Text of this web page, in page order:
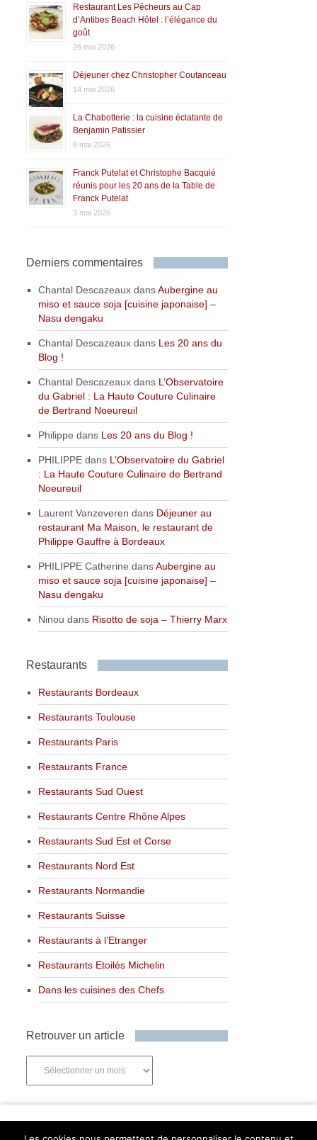
Restaurant Les Pêcheurs au Cap
d’Antibes Beach Hôtel : l’élégance du
goût
26 mai 2026
Déjeuner chez Christopher Coutanceau
14 mai 2026
La Chabotterie : la cuisine éclatante de
Benjamin Patissier
8 mai 2026
Franck Putelat et Christophe Bacquié
réunis pour les 20 ans de la Table de
Franck Putelat
3 mai 2026
Derniers commentaires
Chantal Descazeaux dansAubergine au
miso et sauce soja [cuisine japonaise] –
Nasu dengaku
Chantal Descazeaux dans Les 20 ans du
Blog !
Chantal Descazeaux dans L’Observatoire
du Gabriel : La Haute Couture Culinaire
de Bertrand Noeureuil
Philippe dans Les 20 ans du Blog !
PHILIPPE dans L’Observatoire du Gabriel
: La Haute Couture Culinaire de Bertrand
Noeureuil
Laurent Vanzeveren dans Déjeuner au
restaurant Ma Maison, le restaurant de
Philippe Gauffre à Bordeaux
PHILIPPE Catherine dansAubergine au
miso et sauce soja [cuisine japonaise] –
Nasu dengaku
Ninou dans Risotto de soja – Thierry Marx
Restaurants
Restaurants Bordeaux
Restaurants Toulouse
Restaurants Paris
Restaurants France
Restaurants Sud Ouest
Restaurants Centre Rhône Alpes
Restaurants Sud Est et Corse
Restaurants Nord Est
Restaurants Normandie
Restaurants Suisse
Restaurants à l’Etranger
Restaurants Etoilés Michelin
Dans les cuisines des Chefs
Retrouver un article